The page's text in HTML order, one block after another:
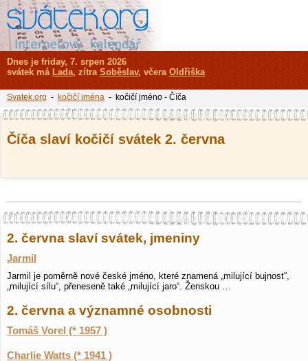
Číča slaví kočičí svátek 2. června
2. června slaví svátek, jmeniny
Jarmil
Jarmil je poměrně nové české jméno, které znamená „milující bujnost“,
„milující sílu“, přeneseně také „milující jaro“. Ženskou …
2. června a významné osobnosti
Tomáš Vorel (* 1957 )
Charlie Watts (* 1941 )
Dnes je friday, 7. srpen 2026
svátek má Lada, zítra Soběslav, včera Oldřiška
Svatek.org - kočičí jména - kočičí jméno - Číča